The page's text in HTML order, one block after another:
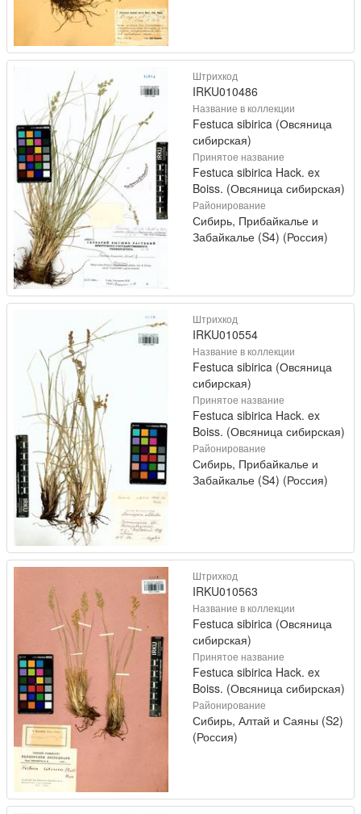
Штрихкод
IRKU010486
Название в коллекции
Festuca sibirica (Овсяница
сибирская)
Принятое название
Festuca sibirica Hack. ex
Boiss. (Овсяница сибирская)
Районирование
Сибирь, Прибайкалье и
Забайкалье (S4) (Россия)
Штрихкод
IRKU010554
Название в коллекции
Festuca sibirica (Овсяница
сибирская)
Принятое название
Festuca sibirica Hack. ex
Boiss. (Овсяница сибирская)
Районирование
Сибирь, Прибайкалье и
Забайкалье (S4) (Россия)
Штрихкод
IRKU010563
Название в коллекции
Festuca sibirica (Овсяница
сибирская)
Принятое название
Festuca sibirica Hack. ex
Boiss. (Овсяница сибирская)
Районирование
Сибирь, Алтай и Саяны (S2)
(Россия)